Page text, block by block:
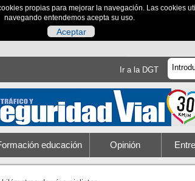
propias para mejorar la navegación. Las cookies
navegando entendemos acepta su uso.
Aceptar
Ir a la DGT
educación Opinión